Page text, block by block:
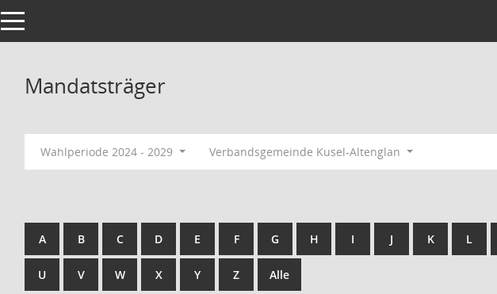
Toggle navigation
Mandatsträger
Wahlperiode 2024 - 2029 Verbandsgemeinde Kusel-Altenglan
A B C D E F G H I J K L
U V W X Y Z Alle